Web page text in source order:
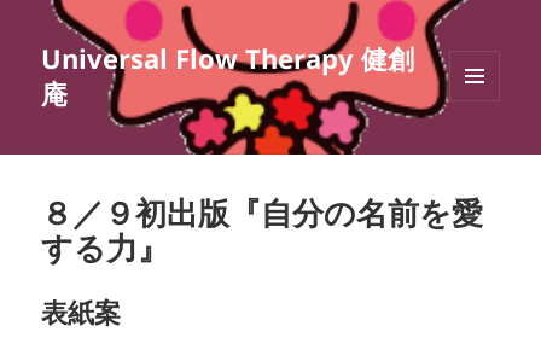
Universal Flow Therapy 健創
庵
ィジェ
８／９初出版『自分の名前を愛
する力』
表紙案